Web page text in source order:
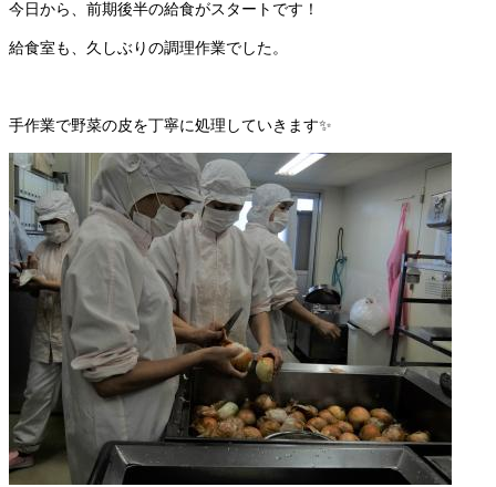
今日から、前期後半の給食がスタートです！
給食室も、久しぶりの調理作業でした。
手作業で野菜の皮を丁寧に処理していきます✨